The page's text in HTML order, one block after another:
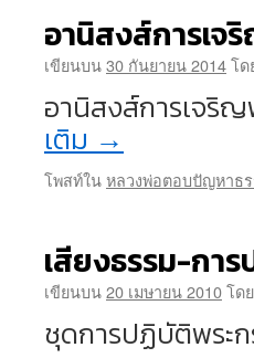
อานิสงส์การเจ
เขียนบน30 กันยายน 2014โด
อานิสงส์การเจริ
เติม →
โพสท์ในหลวงพ่อตอบปัญหาธ
เสียงธรรม-กา
เขียนบน20 เมษายน 2010โดย
ชุดการปฏิบัติพระ